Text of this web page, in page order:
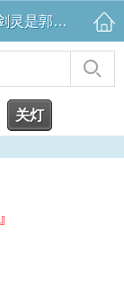
第48章 司马懿的交易_寄灵匠：我的剑灵是郭靖的大雕
关灯